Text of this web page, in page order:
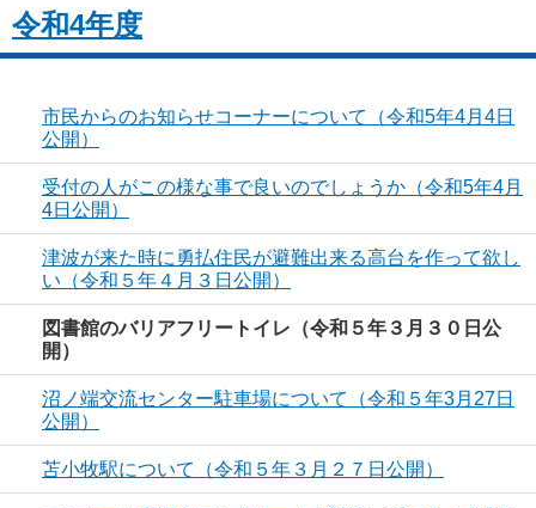
令和4年度
市民からのお知らせコーナーについて（令和5年4月4日
公開）
受付の人がこの様な事で良いのでしょうか（令和5年4月
4日公開）
津波が来た時に勇払住民が避難出来る高台を作って欲し
い（令和５年４月３日公開）
図書館のバリアフリートイレ（令和５年３月３０日公
開）
沼ノ端交流センター駐車場について（令和５年3月27日
公開）
苫小牧駅について（令和５年３月２７日公開）